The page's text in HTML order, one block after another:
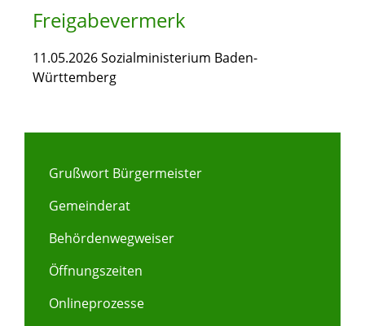
Freigabevermerk
11.05.2026 Sozialministerium Baden-
Württemberg
Grußwort Bürgermeister
Gemeinderat
Behördenwegweiser
Öffnungszeiten
Onlineprozesse